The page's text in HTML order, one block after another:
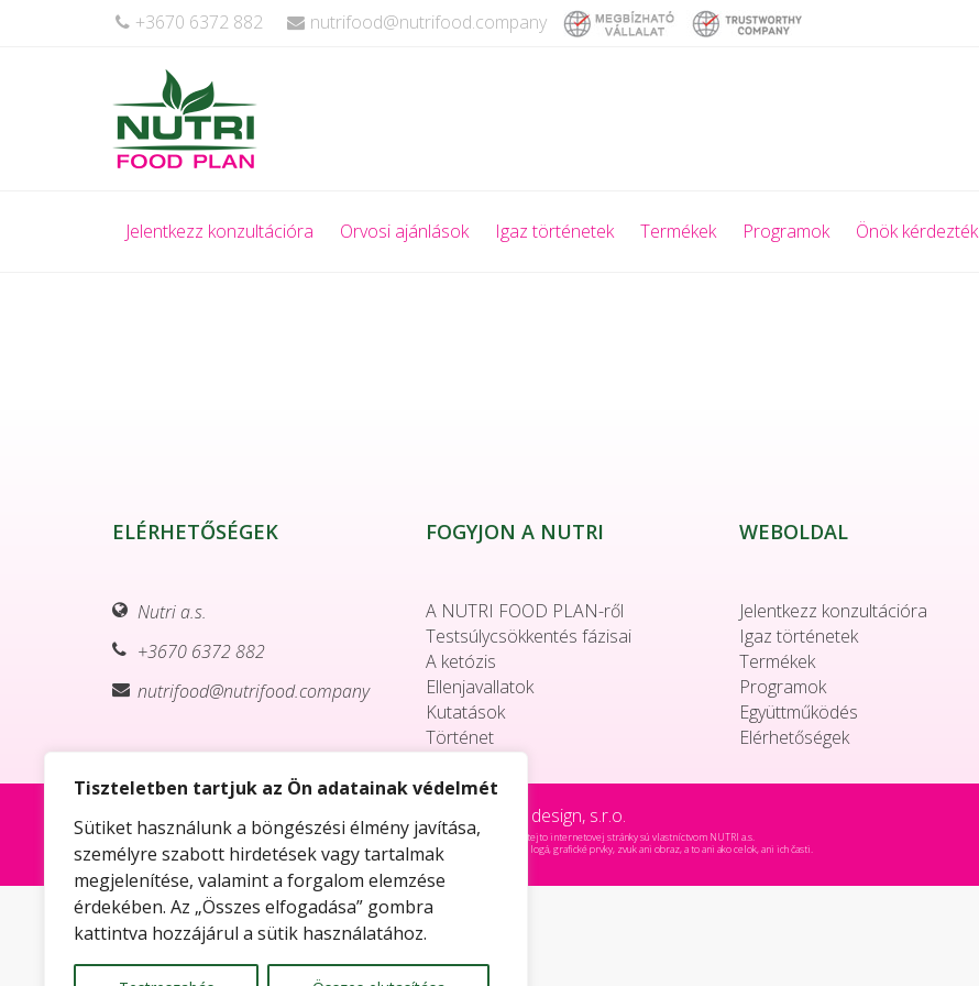
Tiszteletben tartjuk az Ön adatainak védelmét
Sütiket használunk a böngészési élmény javítása,
személyre szabott hirdetések vagy tartalmak
megjelenítése, valamint a forgalom elemzése
érdekében. Az „Összes elfogadása” gombra
kattintva hozzájárul a sütik használatához.
+3670 6372 882 nutrifood@nutrifood.company
Jelentkezz konzultációra Orvosi ajánlások Igaz történetek Termékek Programok Önök kérdezték
ELÉRHETŐSÉGEK
Nutri a.s.
+3670 6372 882
nutrifood@nutrifood.company
FOGYJON A NUTRI
A NUTRI FOOD PLAN-ről
Testsúlycsökkentés fázisai
A ketózis
Ellenjavallatok
Kutatások
Történet
WEBOLDAL
Jelentkezz konzultációra
Igaz történetek
Termékek
Programok
Együttműködés
Elérhetőségek
Copyright © 2018 NUTRI a.s. • Developed by: Web & go design, s.r.o.
Všetky autorské práva ako aj všetky práva duševného vlastníctva bez obmedzenia, vo forme a obsahu tejto internetovej stránky sú vlastníctvom NUTRI a.s.
Nie je povolené z internetových stránok kopírovať, zverejňovať, napodobovať alebo rozširovať texty, logá, grafické prvky, zvuk ani obraz, a to ani ako celok, ani ich časti.